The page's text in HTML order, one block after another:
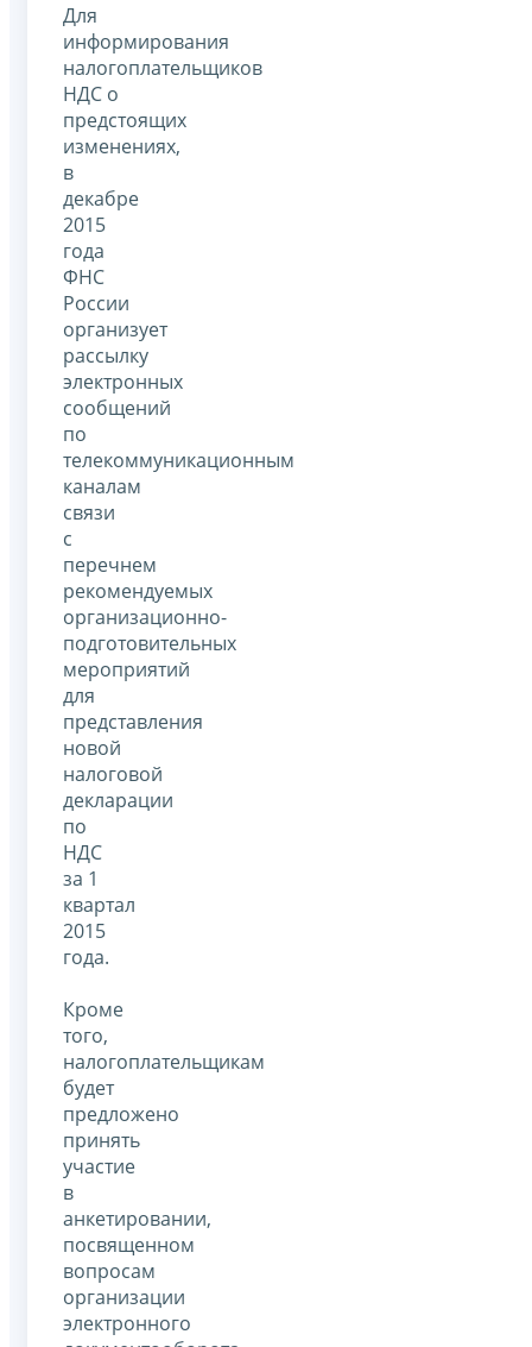
Для
информирования
налогоплательщиков
НДС о
предстоящих
изменениях,
в
декабре
2015
года
ФНС
России
организует
рассылку
электронных
сообщений
по
телекоммуникационным
каналам
связи
с
перечнем
рекомендуемых
организационно-
подготовительных
мероприятий
для
представления
новой
налоговой
декларации
по
НДС
за 1
квартал
2015
года.
Кроме
того,
налогоплательщикам
будет
предложено
принять
участие
в
анкетировании,
посвященном
вопросам
организации
электронного